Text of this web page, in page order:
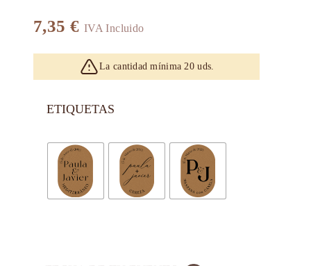
7,35 € IVA Incluido
La cantidad mínima 20 uds.
ETIQUETAS